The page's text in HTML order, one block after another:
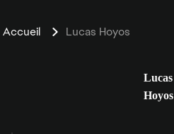
Accueil Lucas Hoyos
Lucas
Hoyos